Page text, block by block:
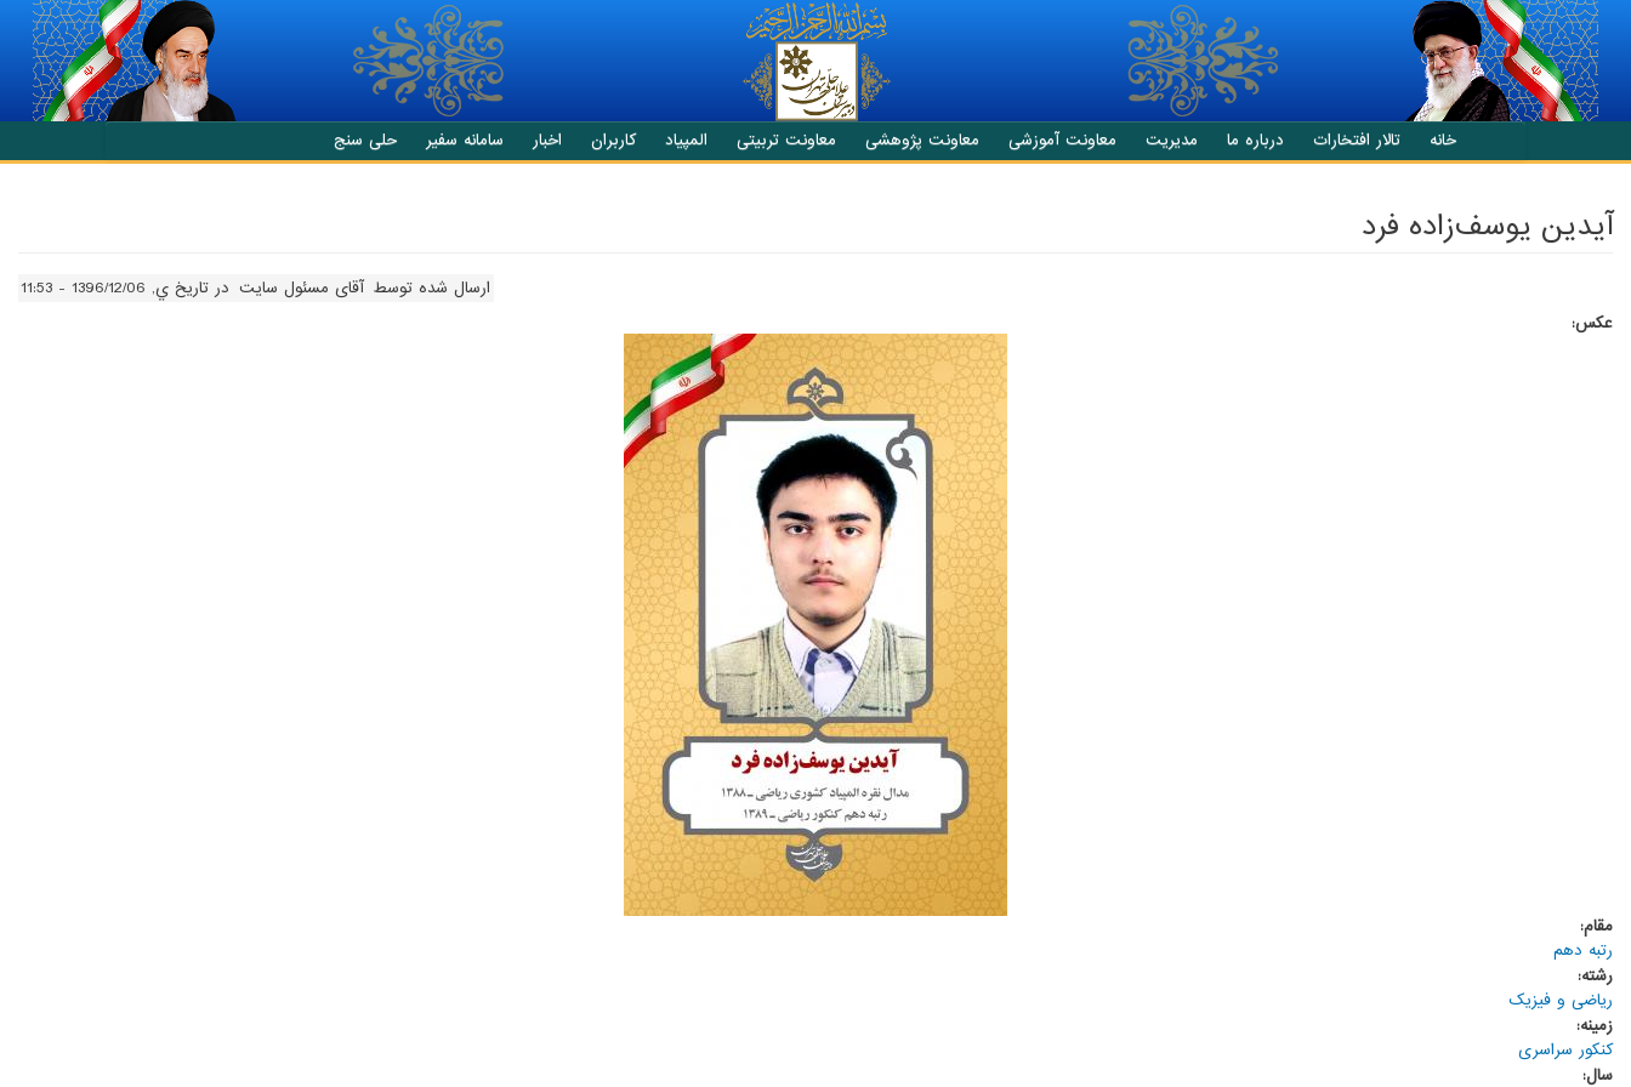
انتقال به محتوای اصلی
خانه تالار افتخارات درباره ما مدیریت معاونت آموزشی معاونت پژوهشی معاونت تربیتی المپیاد کاربران اخبار سامانه سفیر حلی سنج
آیدین یوسف‌زاده فرد
ارسال شده توسط آقای مسئول سایت در تاریخ ي, 1396/12/06 - 11:53
عکس:
مقام:
رتبه دهم
رشته:
ریاضی و فیزیک
زمینه:
کنکور سراسری
سال: